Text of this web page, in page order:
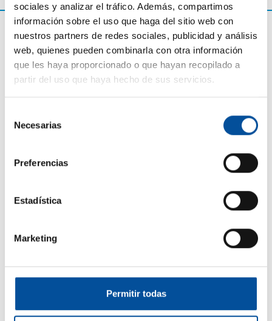
sociales y analizar el tráfico. Además, compartimos
información sobre el uso que haga del sitio web con
nuestros partners de redes sociales, publicidad y análisis
web, quienes pueden combinarla con otra información
que les haya proporcionado o que hayan recopilado a
partir del uso que haya hecho de sus servicios.
Necesarias
Preferencias
Estadística
Marketing
Permitir todas
Sun&Blue